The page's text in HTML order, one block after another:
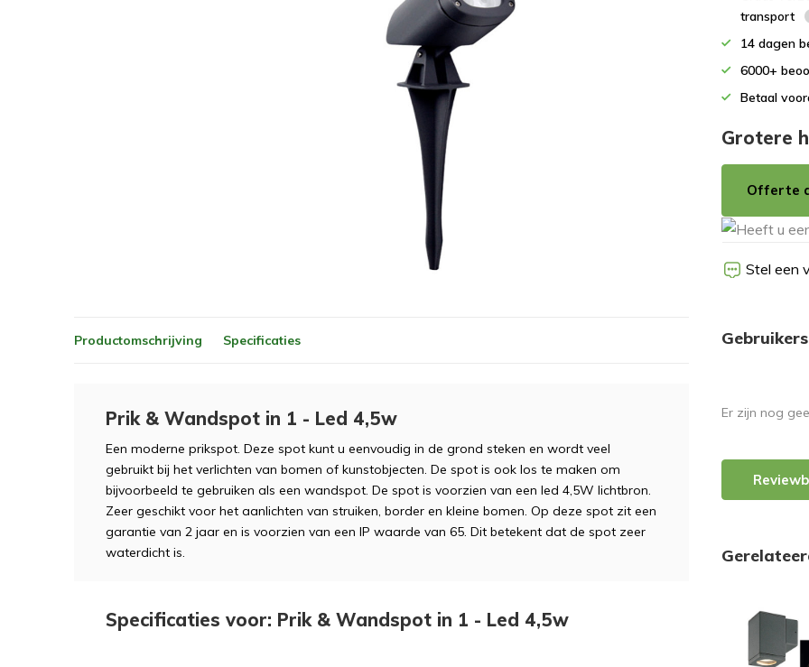
transport
14 dagen
6000+
Betaal
Grotere
Offerte
Stel een
Productomschrijving Specificaties
Prik & Wandspot in 1 - Led 4,5w
Een moderne prikspot. Deze spot kunt u eenvoudig in de grond steken en wordt veel
gebruikt bij het verlichten van bomen of kunstobjecten. De spot is ook los te maken om
bijvoorbeeld te gebruiken als een wandspot. De spot is voorzien van een led 4,5W lichtbron.
Zeer geschikt voor het aanlichten van struiken, border en kleine bomen. Op deze spot zit een
garantie van 2 jaar en is voorzien van een IP waarde van 65. Dit betekent dat de spot zeer
waterdicht is.
Specificaties voor: Prik & Wandspot in 1 - Led 4,5w
Er zijn nog